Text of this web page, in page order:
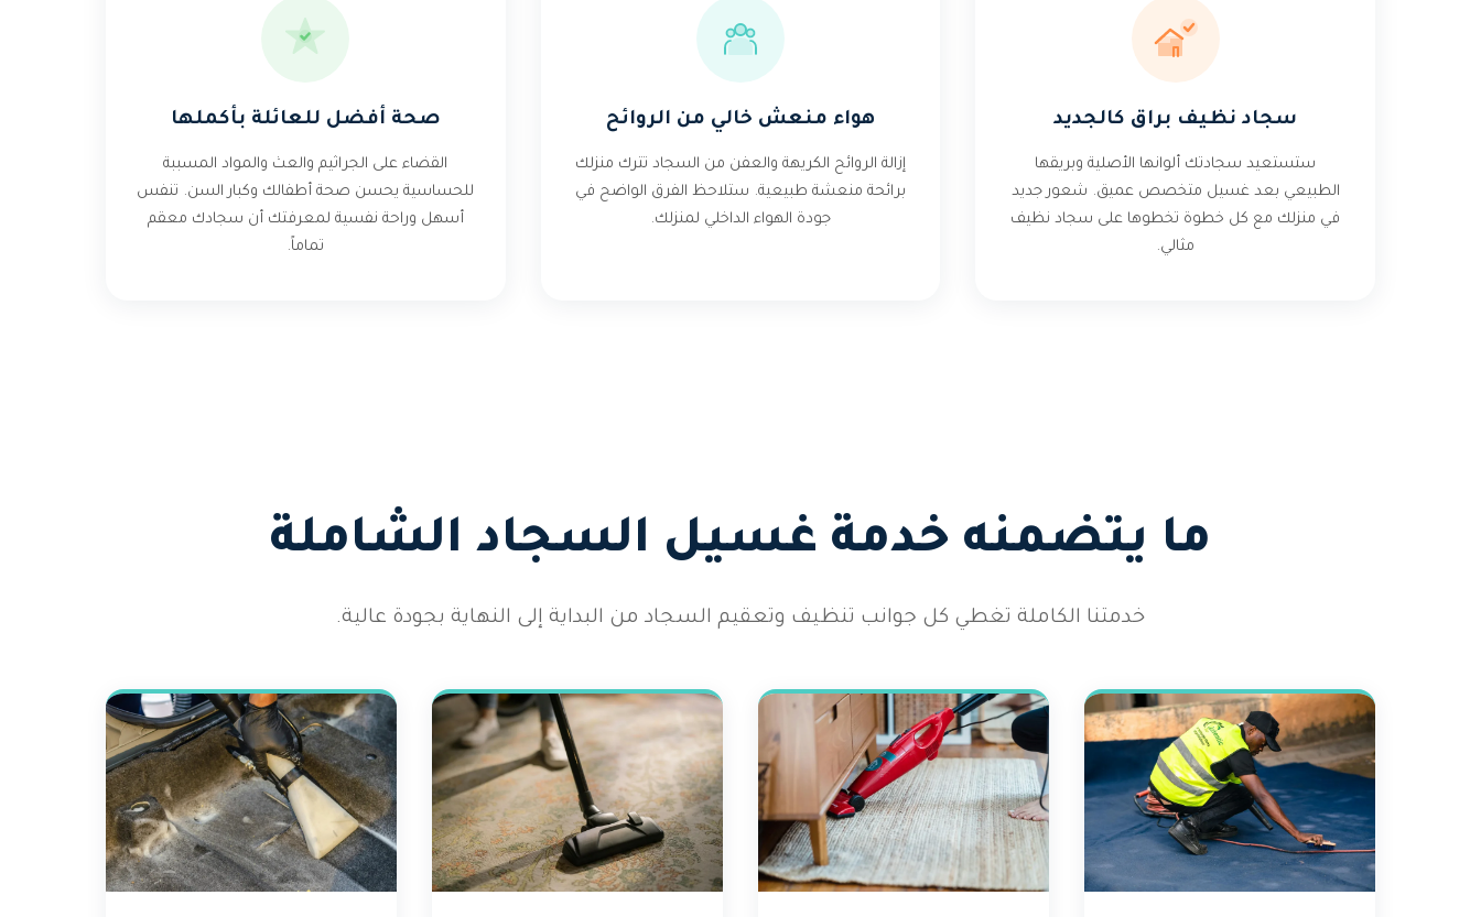
سجاد نظيف براق كالجديد
ستستعيد سجادتك ألوانها الأصلية وبريقها
الطبيعي بعد غسيل متخصص عميق. شعور جديد
في منزلك مع كل خطوة تخطوها على سجاد نظيف
مثالي.
هواء منعش خالي من الروائح
إزالة الروائح الكريهة والعفن من السجاد تترك منزلك
برائحة منعشة طبيعية. ستلاحظ الفرق الواضح في
جودة الهواء الداخلي لمنزلك.
صحة أفضل للعائلة بأكملها
القضاء على الجراثيم والعث والمواد المسببة
للحساسية يحسن صحة أطفالك وكبار السن. تنفس
أسهل وراحة نفسية لمعرفتك أن سجادك معقم
تماماً.
ما يتضمنه خدمة غسيل السجاد الشاملة
خدمتنا الكاملة تغطي كل جوانب تنظيف وتعقيم السجاد من البداية إلى النهاية بجودة عالية.